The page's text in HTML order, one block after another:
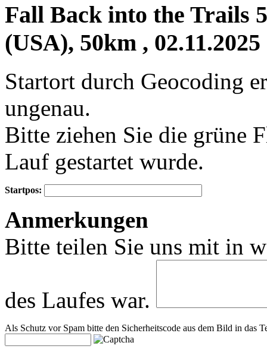
Fall Back into the Trails
(USA), 50km , 02.11.2025
Startort durch Geocoding
ungenau.
Bitte ziehen Sie die grüne
Lauf gestartet wurde.
−
Startpos:
Anmerkungen
Bitte teilen Sie uns mit in
des Laufes war.
Als Schutz vor Spam bitte den Sicherheitscode aus dem Bild in das